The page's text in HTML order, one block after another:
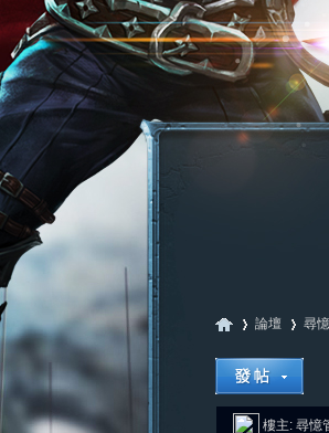
»
論壇
›
尋
樓主: 尋憶